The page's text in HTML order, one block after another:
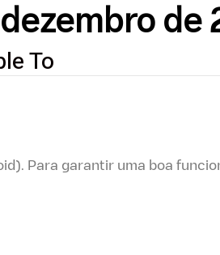
de
To
Para garantir uma boa